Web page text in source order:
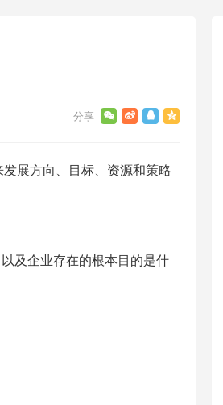
展方向、目标、资源和策略
及企业存在的根本目的是什